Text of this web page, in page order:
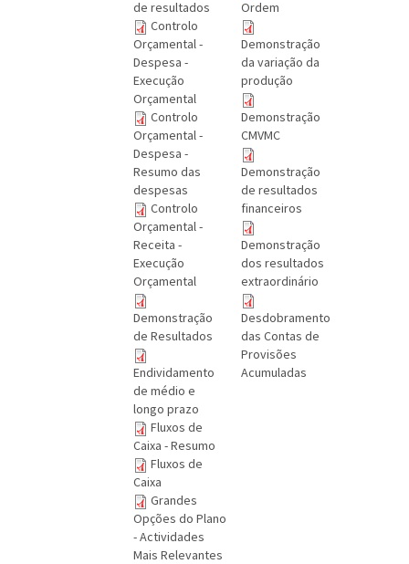
de resultados
Controlo
Orçamental -
Despesa -
Execução
Orçamental
Controlo
Orçamental -
Despesa -
Resumo das
despesas
Controlo
Orçamental -
Receita -
Execução
Orçamental
Demonstração
de Resultados
Endividamento
de médio e
longo prazo
Fluxos de
Caixa - Resumo
Fluxos de
Caixa
Grandes
Opções do Plano
- Actividades
Mais Relevantes
Ordem
Demonstração
da variação da
produção
Demonstração
CMVMC
Demonstração
de resultados
financeiros
Demonstração
dos resultados
extraordinário
Desdobramento
das Contas de
Provisões
Acumuladas